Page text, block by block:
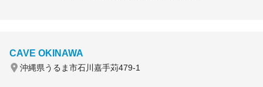
CAVE OKINAWA
沖縄県うるま市石川嘉手苅479-1